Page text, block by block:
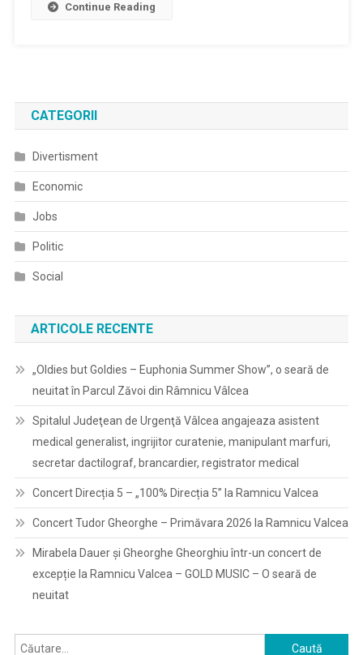
Continue Reading
CATEGORII
Divertisment
Economic
Jobs
Politic
Social
ARTICOLE RECENTE
„Oldies but Goldies – Euphonia Summer Show”, o seară de
neuitat în Parcul Zăvoi din Râmnicu Vâlcea
Spitalul Judeţean de Urgenţă Vâlcea angajeaza asistent
medical generalist, ingrijitor curatenie, manipulant marfuri,
secretar dactilograf, brancardier, registrator medical
Concert Direcția 5 – „100% Direcția 5” la Ramnicu Valcea
Concert Tudor Gheorghe – Primăvara 2026 la Ramnicu Valcea
Mirabela Dauer și Gheorghe Gheorghiu într-un concert de
excepție la Ramnicu Valcea – GOLD MUSIC – O seară de
neuitat
Caută